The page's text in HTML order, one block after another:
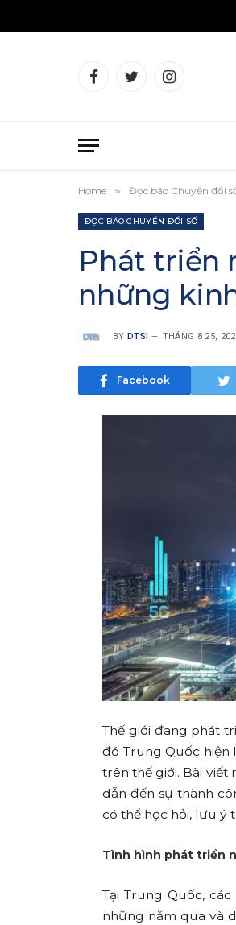
FacebookTwitterInstagram
Home » Đọc báo Chuyển đổi
ĐỌC BÁO CHUYỂN ĐỔI SỐ
Phát triển
những
BY DTSI THÁNG 8 25,
Facebook
Thế giới đang phát
đó Trung Quốc hiện
trên thế giới. Bài viết
dẫn đến sự thành
có thể học hỏi, lưu ý
Tình hình phát triển
Tại Trung Quốc,
những năm qua và